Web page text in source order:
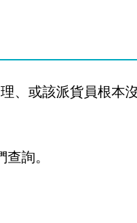
、或該派貨員根本
詢。